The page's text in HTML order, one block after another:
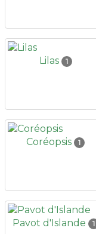
Lilas 1
Coréopsis 1
Pavot d'Islande 1